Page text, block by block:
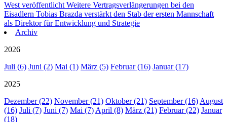
West veröffentlichtWeitere Vertragsverlängerungen bei den
Eisadlern Tobias Brazda verstärkt den Stab der ersten Mannschaft
als Direktor für Entwicklung und Strategie
Archiv
2026
Juli (6) Juni (2) Mai (1) März (5) Februar (16) Januar (17)
2025
Dezember (22) November (21) Oktober (21) September (16)August
(16) Juli (7) Juni (7) Mai (7)April (8) März (21) Februar (22) Januar
(18)